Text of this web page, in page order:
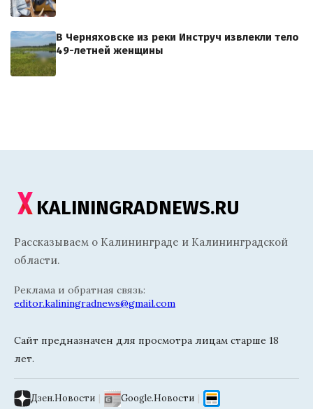
В Черняховске из реки Инструч извлекли тело
49-летней женщины
KALININGRADNEWS.RU
Рассказываем о Калининграде и Калининградской
области.
Реклама и обратная связь:
editor.kaliningradnews@gmail.com
Сайт предназначен для просмотра лицам старше 18
лет.
Дзен.Новости | Google.Новости |